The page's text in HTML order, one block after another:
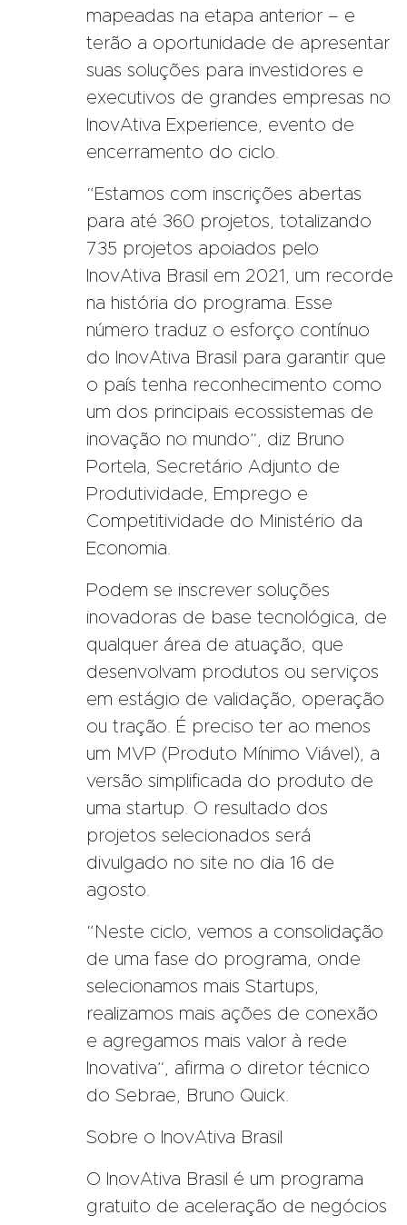
mapeadas na etapa anterior – e
terão a oportunidade de apresentar
suas soluções para investidores e
executivos de grandes empresas no
InovAtiva Experience, evento de
encerramento do ciclo.
“Estamos com inscrições abertas
para até 360 projetos, totalizando
735 projetos apoiados pelo
InovAtiva Brasil em 2021, um recorde
na história do programa. Esse
número traduz o esforço contínuo
do InovAtiva Brasil para garantir que
o país tenha reconhecimento como
um dos principais ecossistemas de
inovação no mundo”, diz Bruno
Portela, Secretário Adjunto de
Produtividade, Emprego e
Competitividade do Ministério da
Economia.
Podem se inscrever soluções
inovadoras de base tecnológica, de
qualquer área de atuação, que
desenvolvam produtos ou serviços
em estágio de validação, operação
ou tração. É preciso ter ao menos
um MVP (Produto Mínimo Viável), a
versão simplificada do produto de
uma startup. O resultado dos
projetos selecionados será
divulgado no site no dia 16 de
agosto.
“Neste ciclo, vemos a consolidação
de uma fase do programa, onde
selecionamos mais Startups,
realizamos mais ações de conexão
e agregamos mais valor à rede
Inovativa”, afirma o diretor técnico
do Sebrae, Bruno Quick.
Sobre o InovAtiva Brasil
O InovAtiva Brasil é um programa
gratuito de aceleração de negócios